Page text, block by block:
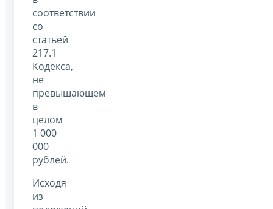
соответствии
со
статьей
217.1
Кодекса,
не
превышающем
в
целом
1 000
000
рублей.
Исходя
из